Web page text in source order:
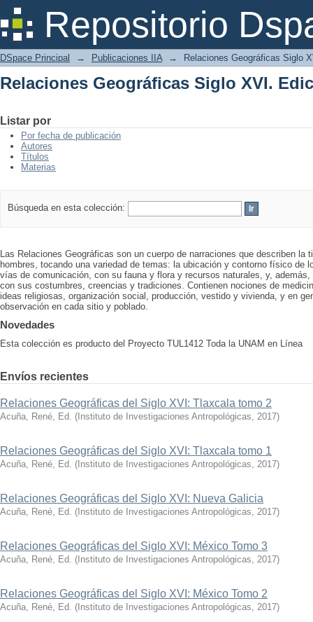
Repositorio
Relaciones Geográficas Siglo XVI.
DSpace Principal → Publicaciones IIA → Relaciones Geográficas Siglo
Relaciones Geográficas Siglo XVI.
Listar por
Por fecha de publicación
Autores
Títulos
Materias
Búsqueda en esta colección:
Las Relaciones Geográficas son un cuerpo de narraciones que describen la
hombres, tocando una variedad de temas: la ubicación y contorno físico de
vías de comunicación, con su fauna y flora y recursos naturales, y,
con sus costumbres, creencias y tradiciones. Contienen nociones de
ideas religiosas, organización social, producción, vestido y vivienda, y en
observación en cada sitio y poblado.
Novedades
Esta colección es producto del Proyecto TUL1412 Toda la UNAM en Línea
Envíos recientes
Relaciones Geográficas del Siglo XVI: Tlaxcala tomo 2
Acuña, René, Ed. ( Instituto de Investigaciones Antropológicas, 2017)
Relaciones Geográficas del Siglo XVI: Tlaxcala tomo 1
Acuña, René, Ed. ( Instituto de Investigaciones Antropológicas, 2017)
Relaciones Geográficas del Siglo XVI: Nueva Galicia
Acuña, René, Ed. ( Instituto de Investigaciones Antropológicas, 2017)
Relaciones Geográficas del Siglo XVI: México Tomo 3
Acuña, René, Ed. ( Instituto de Investigaciones Antropológicas, 2017)
Relaciones Geográficas del Siglo XVI: México Tomo 2
Acuña, René, Ed. ( Instituto de Investigaciones Antropológicas, 2017)